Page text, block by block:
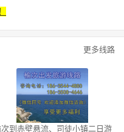
更多线路
到赤壁悬流、司徒小镇二日游